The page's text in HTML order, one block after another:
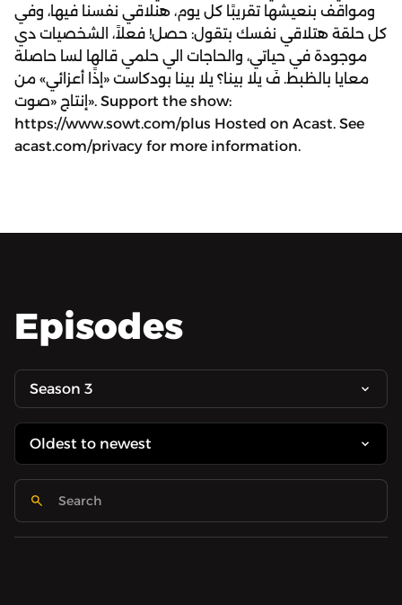
ومواقف بنعيشها تقريبًا كل يوم، هنلاقي نفسنا فيها، وفي
كل حلقة هتلاقي نفسك بتقول: حصل! فعلاً، الشخصيات دي
موجودة في حياتي، والحاجات الي حلمي قالها لسا حاصلة
معايا بالظبط. فَ يلا بينا؟ يلا بينا بودكاست «إذًا أعزائي» من
إنتاج «صوت». Support the show:
https://www.sowt.com/plus Hosted on Acast. See
acast.com/privacy for more information.
Episodes
Season 3